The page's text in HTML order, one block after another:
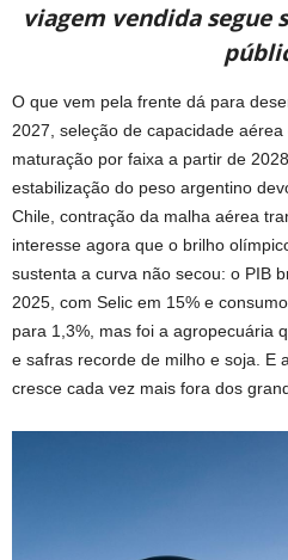
viagem vendida
O que vem pela frente dá para
2027, seleção de capacidade
maturação por faixa a partir de
estabilização do peso argentino
Chile, contração da malha aérea
interesse agora que o brilho
sustenta a curva não secou: o PIB
2025, com Selic em 15% e
para 1,3%, mas foi a agropecuária
e safras recorde de milho e soja. E
cresce cada vez mais fora dos